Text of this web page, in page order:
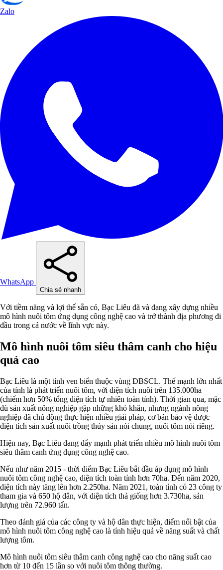
Zalo
WhatsApp
Chia sẻ nhanh
Với tiềm năng và lợi thế sẵn có, Bạc Liêu đã và đang xây dựng nhiều
mô hình nuôi tôm ứng dụng công nghệ cao và trở thành địa phương đi
đầu trong cả nước về lĩnh vực này.
Mô hình nuôi tôm siêu thâm canh cho hiệu
quả cao
Bạc Liêu là một tỉnh ven biển thuộc vùng ĐBSCL. Thế mạnh lớn nhất
của tỉnh là phát triển nuôi tôm, với diện tích nuôi trên 135.000ha
(chiếm hơn 50% tổng diện tích tự nhiên toàn tỉnh). Thời gian qua, mặc
dù sản xuất nông nghiệp gặp những khó khăn, nhưng ngành nông
nghiệp đã chủ động thực hiện nhiều giải pháp, cơ bản bảo vệ được
diện tích sản xuất nuôi trồng thủy sản nói chung, nuôi tôm nói riêng.
Hiện nay, Bạc Liêu đang đẩy mạnh phát triển nhiều mô hình nuôi tôm
siêu thâm canh ứng dụng công nghệ cao.
Nếu như năm 2015 - thời điểm Bạc Liêu bắt đầu áp dụng mô hình
nuôi tôm công nghệ cao, diện tích toàn tỉnh hơn 70ha. Đến năm 2020,
diện tích này tăng lên hơn 2.250ha. Năm 2021, toàn tỉnh có 23 công ty
tham gia và 650 hộ dân, với diện tích thả giống hơn 3.730ha, sản
lượng trên 72.960 tấn.
Theo đánh giá của các công ty và hộ dân thực hiện, điểm nổi bật của
mô hình nuôi tôm công nghệ cao là tính hiệu quả về năng suất và chất
lượng tôm.
Mô hình nuôi tôm siêu thâm canh công nghệ cao cho năng suất cao
hơn từ 10 đến 15 lần so với nuôi tôm thông thường.